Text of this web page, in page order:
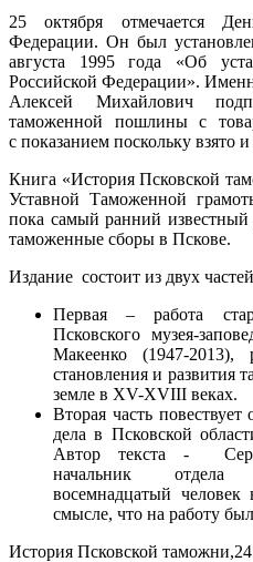
25 октября отмечается
Федерации. Он был
августа 1995 года «Об
Российской Федерации».
Алексей Михайлович
таможенной пошлины с
с показанием поскольку взято
Книга «История Псковской
Уставной Таможенной
пока самый ранний
таможенные сборы в Пскове.
Издание состоит из двух
Первая – работа
Псковского музея-
Макеенко (1947-2013),
становления и развития
земле в XV-XVIII веках.
Вторая часть
дела в Псковской
Автор текста -
начальник отдела
восемнадцатый
смысле, что на работу
История Псковской